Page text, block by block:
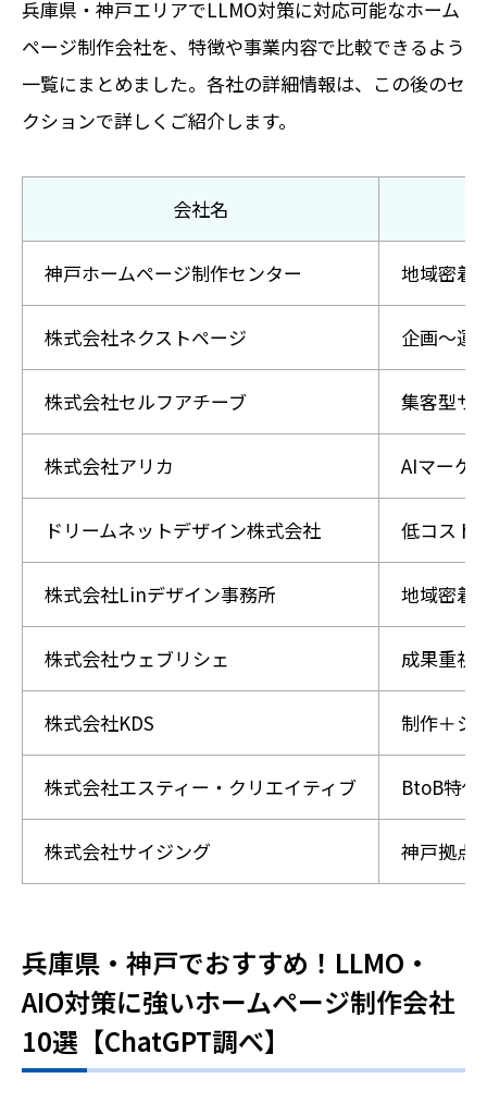
兵庫県・神戸エリアでLLMO対策に対応可能なホーム
ページ制作会社を、特徴や事業内容で比較できるよう
一覧にまとめました。各社の詳細情報は、この後のセ
クションで詳しくご紹介します。
会社名
神戸ホームページ制作センター 地域密着
株式会社ネクストページ 企画～運
株式会社セルフアチーブ 集客型サ
株式会社アリカ AIマーケ
ドリームネットデザイン株式会社 低コスト
株式会社Linデザイン事務所 地域密着
株式会社ウェブリシェ 成果重視
株式会社KDS 制作＋シ
株式会社エスティー・クリエイティブ BtoB特化
株式会社サイジング 神戸拠点
兵庫県・神戸でおすすめ！LLMO・
AIO対策に強いホームページ制作会社
10選【ChatGPT調べ】